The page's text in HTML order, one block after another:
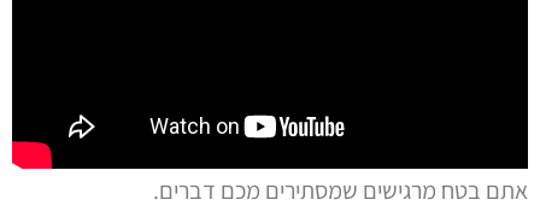
אתם בטח מרגישים שמסתירים מכם דברים.